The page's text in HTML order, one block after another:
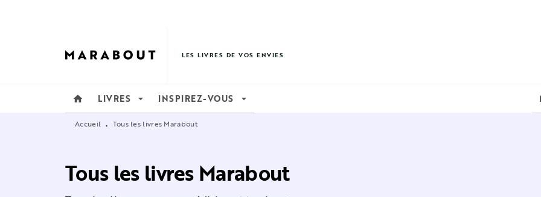
LES LIVRES DE VOS ENVIES
home LIVRES arrow_drop_down INSPIREZ-VOUS arrow_drop_down
Accueil • Tous les livres Marabout
Tous les livres Marabout